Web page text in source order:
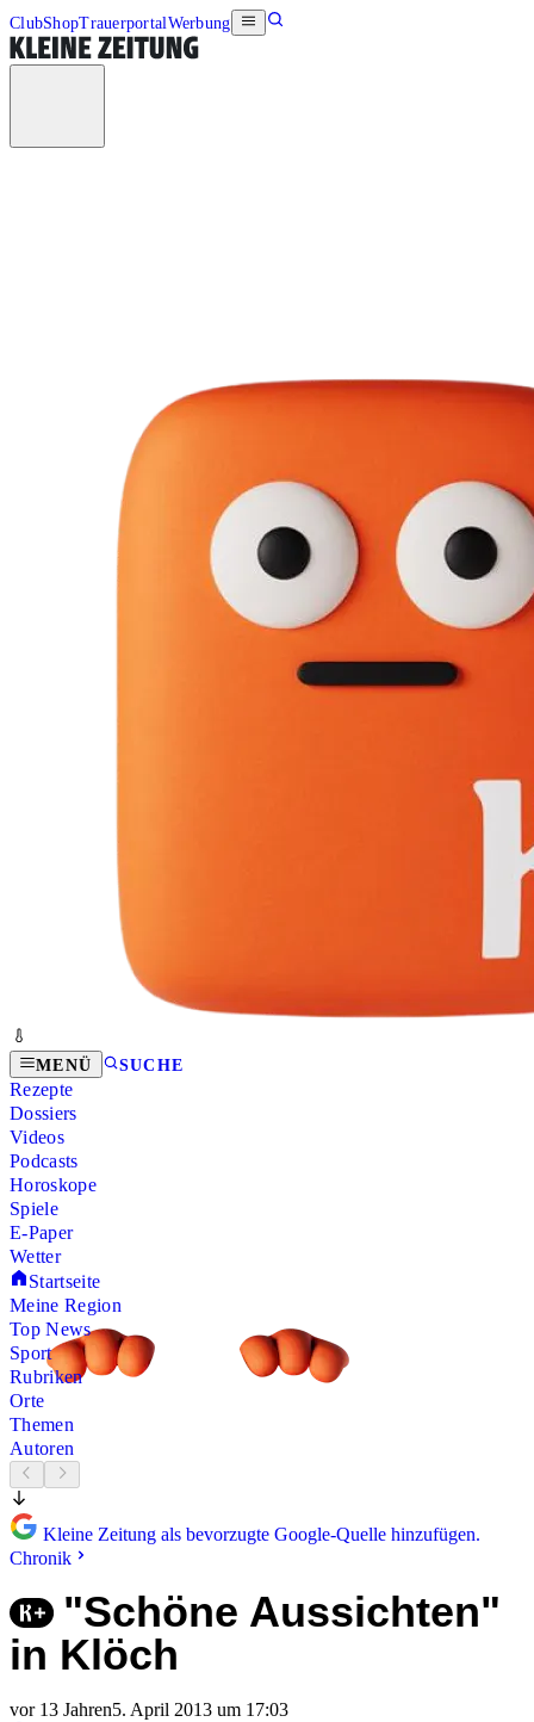
ClubShopTrauerportalWerbung
MENÜ SUCHE
Rezepte
Dossiers
Videos
Podcasts
Horoskope
Spiele
E-Paper
Wetter
Startseite
Meine Region
Top News
Sport
Rubriken
Orte
Themen
Autoren
Kleine Zeitung als bevorzugte Google-Quelle hinzufügen.
Chronik
"Schöne Aussichten"
in Klöch
vor 13 Jahren5. April 2013 um 17:03